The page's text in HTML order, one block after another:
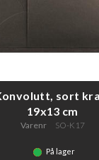
sort
19x13 cm
Varenr SO-K17
På lager